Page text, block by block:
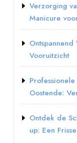
Verzorging
Manicure
Vooruitzicht
Oostende:
Ontdek de
up: Een